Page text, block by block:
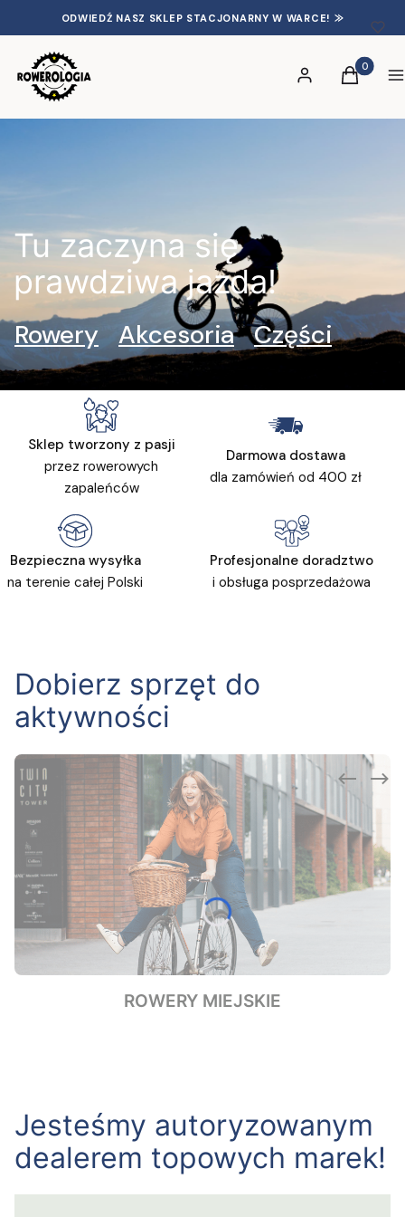
ODWIEDŹ NASZ SKLEP STACJONARNY W WARCE! ⨠
Zaloguj sięProdukty
Koszyk
Tu zaczyna się
prawdziwa jazda!
Rowery Akcesoria Części
Sklep tworzony z pasji
przez rowerowych
zapaleńców
Darmowa dostawa
dla zamówień od 400 zł
Bezpieczna wysyłka
na terenie całej Polski
Profesjonalne doradztwo
i obsługa posprzedażowa
Dobierz sprzęt do
aktywności
ROWERY MIEJSKIE
Jesteśmy autoryzowanym
dealerem topowych marek!